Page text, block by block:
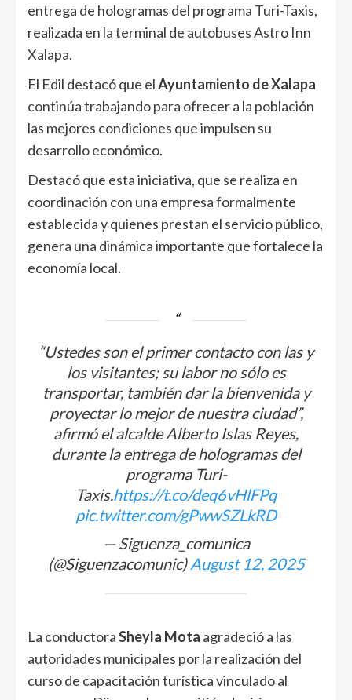
entrega de hologramas del programa Turi-Taxis,
realizada en la terminal de autobuses Astro Inn
Xalapa.
El Edil destacó que elAyuntamiento de Xalapa
continúa trabajando para ofrecer a la población
las mejores condiciones que impulsen su
desarrollo económico.
Destacó que esta iniciativa, que se realiza en
coordinación con una empresa formalmente
establecida y quienes prestan el servicio público,
genera una dinámica importante que fortalece la
economía local.
“Ustedes son el primer contacto con las y
los visitantes; su labor no sólo es
transportar, también dar la bienvenida y
proyectar lo mejor de nuestra ciudad”,
afirmó el alcalde Alberto Islas Reyes,
durante la entrega de hologramas del
programa Turi-
Taxis.https://t.co/deq6vHlFPq
pic.twitter.com/gPwwSZLkRD
— Siguenza_comunica
(@Siguenzacomunic)August 12, 2025
La conductoraSheyla Mota agradeció a las
autoridades municipales por la realización del
curso de capacitación turística vinculado al